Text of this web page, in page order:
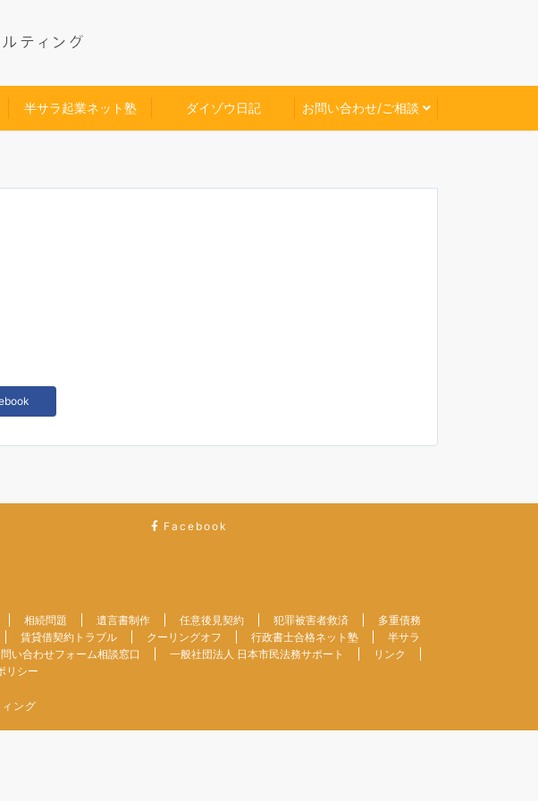
半サラ起業ネット塾 ダイゾウ日記 お問い合わせ/ご相談
Facebook
相続問題 遺言書制作 任意後見契約 犯罪被害者救済
多重債務
賃貸借契約トラブル クーリングオフ 行政書士合格ネット塾
半サラ
い合わせフォーム相談窓口 一般社団法人 日本市民法務サポート
リンク
リシー
ング